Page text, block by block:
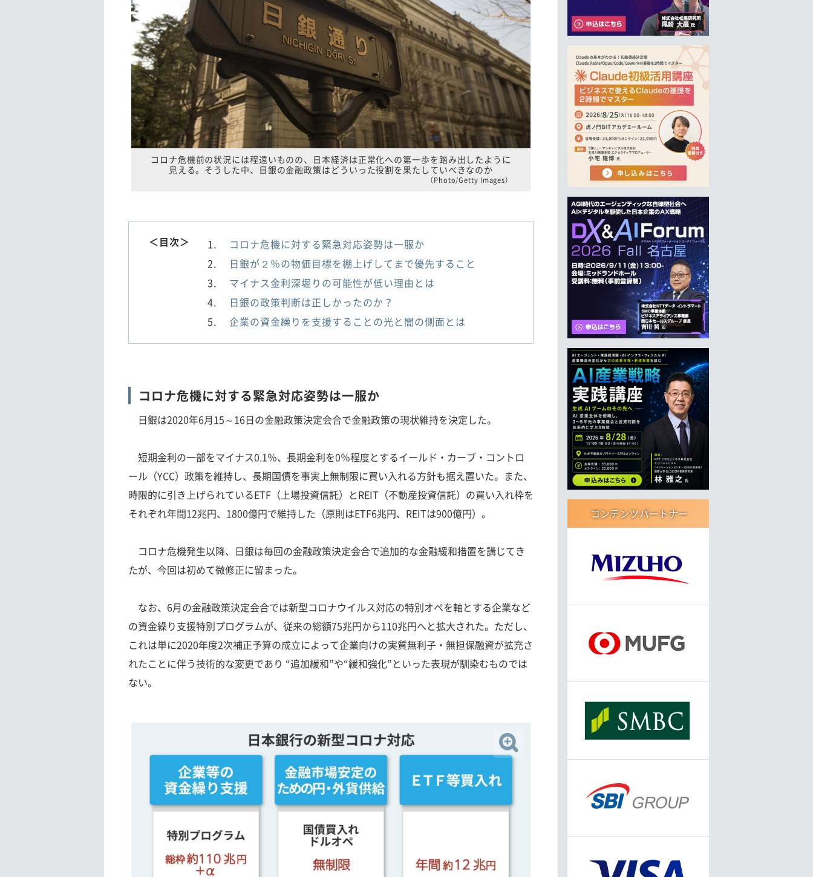
コロナ危機前の状況には程遠いものの、日本経済は正常化への第一歩を踏み出したように
見える。そうした中、日銀の金融政策はどういった役割を果たしていべきなのか
（Photo/Getty Images）
＜目次＞
コロナ危機に対する緊急対応姿勢は一服か
日銀が２％の物価目標を棚上げしてまで優先すること
マイナス金利深堀りの可能性が低い理由とは
日銀の政策判断は正しかったのか？
企業の資金繰りを支援することの光と闇の側面とは
コロナ危機に対する緊急対応姿勢は一服か
日銀は2020年6月15～16日の金融政策決定会合で金融政策の現状維持を決定した。
短期金利の一部をマイナス0.1％、長期金利を0％程度とするイールド・カーブ・コントロ
ール（YCC）政策を維持し、長期国債を事実上無制限に買い入れる方針も据え置いた。また、
時限的に引き上げられているETF（上場投資信託）とREIT（不動産投資信託）の買い入れ枠を
それぞれ年間12兆円、1800億円で維持した（原則はETF6兆円、REITは900億円）。
コロナ危機発生以降、日銀は毎回の金融政策決定会合で追加的な金融緩和措置を講じてき
たが、今回は初めて微修正に留まった。
なお、6月の金融政策決定会合では新型コロナウイルス対応の特別オペを軸とする企業など
の資金繰り支援特別プログラムが、従来の総額75兆円から110兆円へと拡大された。ただし、
これは単に2020年度2次補正予算の成立によって企業向けの実質無利子・無担保融資が拡充さ
れたことに伴う技術的な変更であり “追加緩和”や“緩和強化”といった表現が馴染むものでは
ない。
コンテンツパートナー